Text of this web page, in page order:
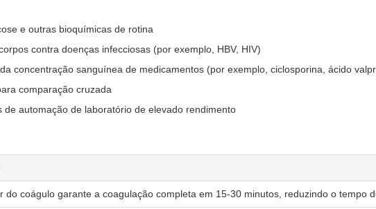
e outras bioquímicas de rotina
contra doenças infecciosas (por exemplo, HBV, HIV)
concentração sanguínea de medicamentos (por exemplo, ciclosporina, ácido
comparação cruzada
automação de laboratório de elevado rendimento
do coágulo garante a coagulação completa em 15-30 minutos, reduzindo o tempo